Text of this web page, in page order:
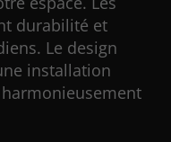
durabilité et
Le design
installation